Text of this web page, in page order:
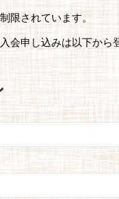
限されています。
会申し込みは以下から